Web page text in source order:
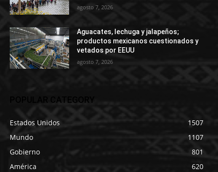
agosto 7, 2026
Aguacates, lechuga y jalapeños;
productos mexicanos cuestionados y
vetados por EEUU
agosto 7, 2026
POPULAR CATEGORY
Estados Unidos
1507
Mundo
1107
Gobierno
801
América
620